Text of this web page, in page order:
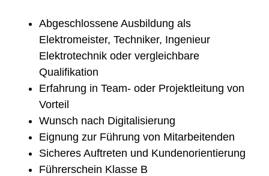
Abgeschlossene Ausbildung als
Elektromeister, Techniker, Ingenieur
Elektrotechnik oder vergleichbare
Qualifikation
Erfahrung in Team- oder Projektleitung von
Vorteil
Wunsch nach Digitalisierung
Eignung zur Führung von Mitarbeitenden
Sicheres Auftreten und Kundenorientierung
Führerschein Klasse B